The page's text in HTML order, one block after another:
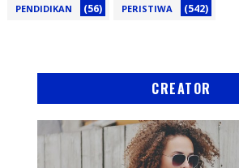
PENDIDIKAN (56) PERISTIWA (542)
CREATOR